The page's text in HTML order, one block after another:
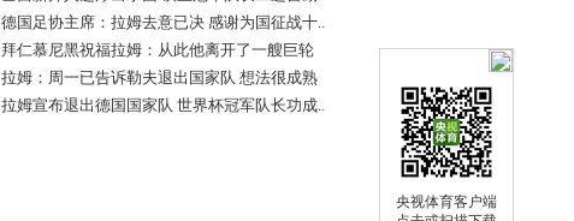
央视体育客户端
德国足协主席：拉姆去意已决 感谢为国征战十..
拜仁慕尼黑祝福拉姆：从此他离开了一艘巨轮
拉姆：周一已告诉勒夫退出国家队 想法很成熟
拉姆宣布退出德国国家队 世界杯冠军队长功成..